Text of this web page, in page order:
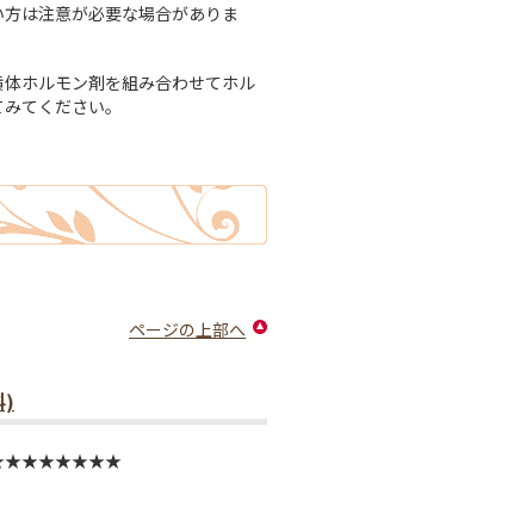
は注意が必要な場合がありま
ホルモン剤を組み合わせてホル
てください。
ページの上部へ
)